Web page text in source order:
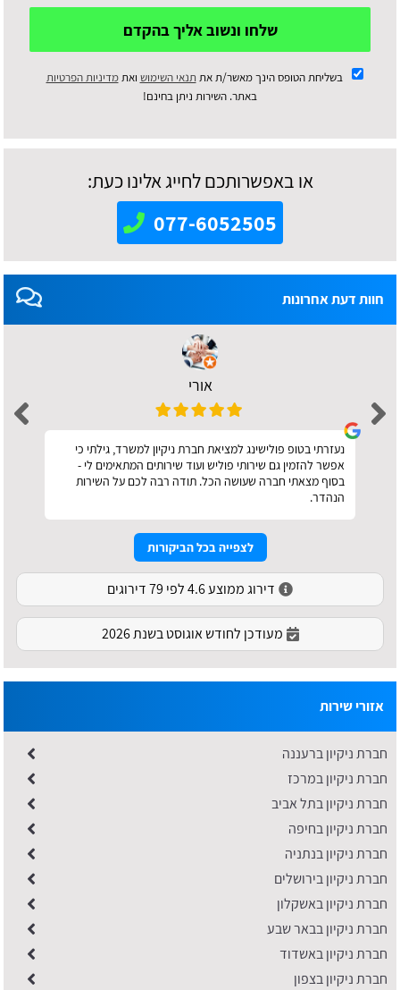
שלחו ונשוב אליך בהקדם
בשליחת הטופס הינך מאשר/ת את תנאי השימוש ואתמדיניות הפרטיות
באתר. השירות ניתן בחינם!
או באפשרותכם לחייג אלינו כעת:
077-6052505
חוות דעת אחרונות
אורי
נעזרתי בטופ פולישינג למציאת חברת ניקיון למשרד, גילתי כי
אפשר להזמין גם שירותי פוליש ועוד שירותים המתאימים לי -
בסוף מצאתי חברה שעושה הכל. תודה רבה לכם על השירות
הנהדר.
לצפייה בכל הביקורות
דירוג ממוצע 4.6 לפי 79 דירוגים
מעודכן לחודש אוגוסט בשנת 2026
אזורי שירות
חברת ניקיון ברעננה
חברת ניקיון במרכז
חברת ניקיון בתל אביב
חברת ניקיון בחיפה
חברת ניקיון בנתניה
חברת ניקיון בירושלים
חברת ניקיון באשקלון
חברת ניקיון בבאר שבע
חברת ניקיון באשדוד
חברת ניקיון בצפון